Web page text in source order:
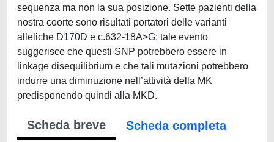
sequenza ma non la sua posizione. Sette pazienti della
nostra coorte sono risultati portatori delle varianti
alleliche D170D e c.632-18A>G; tale evento
suggerisce che questi SNP potrebbero essere in
linkage disequilibrium e che tali mutazioni potrebbero
indurre una diminuzione nell’attività della MK
predisponendo quindi alla MKD.
Scheda breve
Scheda completa